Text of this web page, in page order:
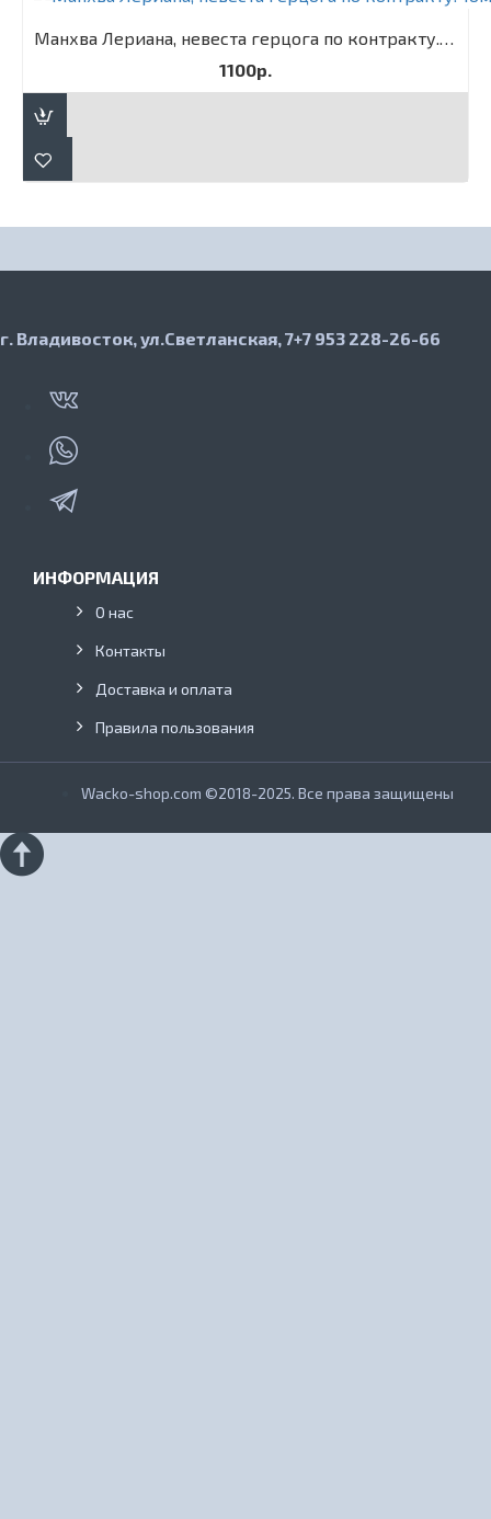
Манхва Лериана, невеста герцога по контракту. Том 3
1100р.
г. Владивосток, ул.Светланская, 7+7 953 228-26-66
ИНФОРМАЦИЯ
О нас
Контакты
Доставка и оплата
Правила пользования
Wacko-shop.com ©2018-2025. Все права защищены